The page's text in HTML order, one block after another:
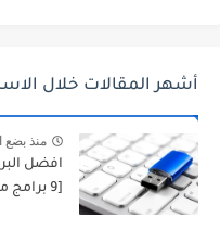
أشهر المقالات خلال
منذ بضع
افضل
[9 برامج مميزة]